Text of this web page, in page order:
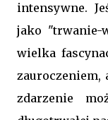
intensywne.
jako "trwanie-
wielka
zauroczeniem,
zdarzenie